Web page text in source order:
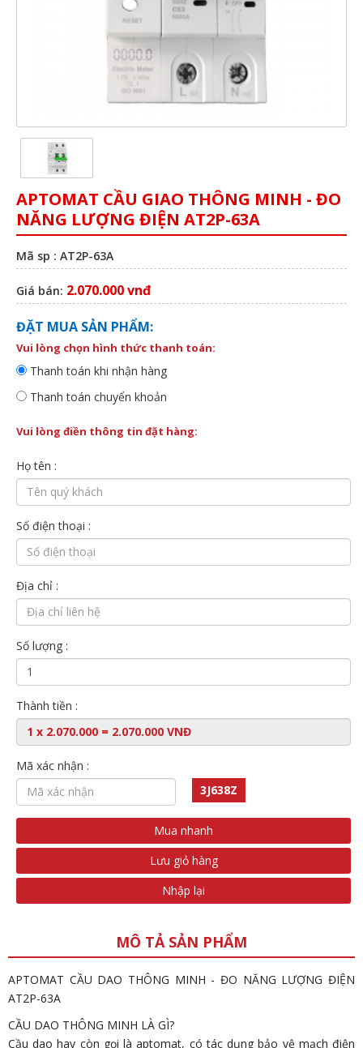
APTOMAT CẦU GIAO THÔNG MINH - ĐO
NĂNG LƯỢNG ĐIỆN AT2P-63A
Mã sp : AT2P-63A
Giá bán: 2.070.000 vnđ
ĐẶT MUA SẢN PHẨM:
Vui lòng chọn hình thức thanh toán:
Thanh toán khi nhận hàng
Thanh toán chuyển khoản
Vui lòng điền thông tin đặt hàng:
Họ tên :
Số điện thoại :
Địa chỉ :
Số lượng :
Thành tiền :
Mã xác nhận :
3J638Z
Mua nhanh
Lưu giỏ hàng
Nhập lại
MÔ TẢ SẢN PHẨM
APTOMAT CẦU DAO THÔNG MINH - ĐO NĂNG LƯỢNG ĐIỆN
AT2P-63A
CẦU DAO THÔNG MINH LÀ GÌ?
Cầu dao hay còn gọi là aptomat, có tác dụng bảo vệ mạch điện